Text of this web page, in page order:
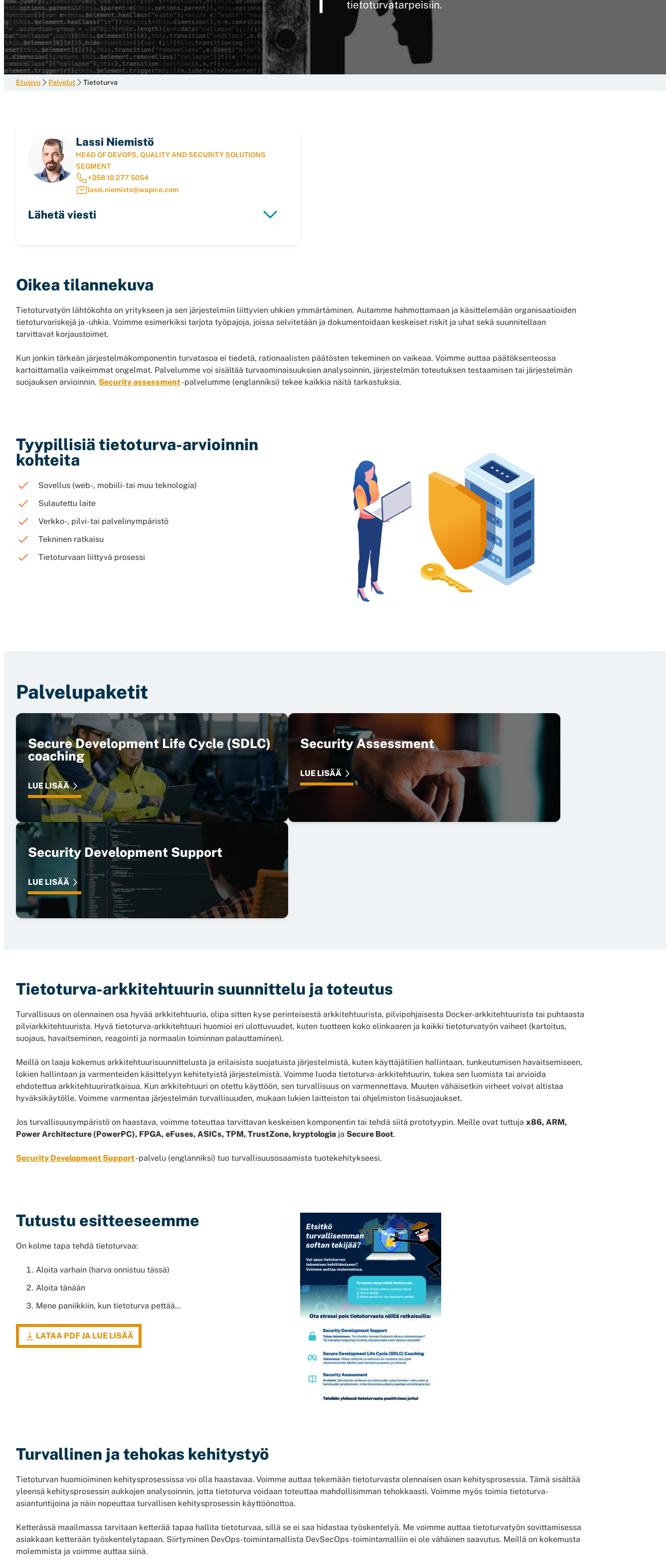
tietoturvatarpeisiin.
Etusivu Palvelut Tietoturva
Lassi Niemistö
HEAD OF DEVOPS, QUALITY AND SECURITY SOLUTIONS
SEGMENT
+358 10 277 5054
lassi.niemisto@wapice.com
Lähetä viesti
Oikea tilannekuva
Tietoturvatyön lähtökohta on yritykseen ja sen järjestelmiin liittyvien uhkien ymmärtäminen. Autamme hahmottamaan ja käsittelemään organisaatioiden
tietoturvariskejä ja -uhkia. Voimme esimerkiksi tarjota työpajoja, joissa selvitetään ja dokumentoidaan keskeiset riskit ja uhat sekä suunnitellaan
tarvittavat korjaustoimet.
Kun jonkin tärkeän järjestelmäkomponentin turvatasoa ei tiedetä, rationaalisten päätösten tekeminen on vaikeaa. Voimme auttaa päätöksenteossa
kartoittamalla vaikeimmat ongelmat. Palvelumme voi sisältää turvaominaisuuksien analysoinnin, järjestelmän toteutuksen testaamisen tai järjestelmän
suojauksen arvioinnin. Security assessment-palvelumme (englanniksi) tekee kaikkia näitä tarkastuksia.
Tyypillisiä tietoturva-arvioinnin
kohteita
Sovellus (web-, mobiili- tai muu teknologia)
Sulautettu laite
Verkko-, pilvi- tai palvelinympäristö
Tekninen ratkaisu
Tietoturvaan liittyvä prosessi
Palvelupaketit
Secure Development Life Cycle (SDLC)
coaching
LUE LISÄÄ
Security Assessment
LUE LISÄÄ
Security Development Support
LUE LISÄÄ
Tietoturva-arkkitehtuurin suunnittelu ja toteutus
Turvallisuus on olennainen osa hyvää arkkitehtuuria, olipa sitten kyse perinteisestä arkkitehtuurista, pilvipohjaisesta Docker-arkkitehtuurista tai puhtaasta
pilviarkkitehtuurista. Hyvä tietoturva-arkkitehtuuri huomioi eri ulottuvuudet, kuten tuotteen koko elinkaaren ja kaikki tietoturvatyön vaiheet (kartoitus,
suojaus, havaitseminen, reagointi ja normaalin toiminnan palauttaminen).
Meillä on laaja kokemus arkkitehtuurisuunnittelusta ja erilaisista suojatuista järjestelmistä, kuten käyttäjätilien hallintaan, tunkeutumisen havaitsemiseen,
lokien hallintaan ja varmenteiden käsittelyyn kehitetyistä järjestelmistä. Voimme luoda tietoturva-arkkitehtuurin, tukea sen luomista tai arvioida
ehdotettua arkkitehtuuriratkaisua. Kun arkkitehtuuri on otettu käyttöön, sen turvallisuus on varmennettava. Muuten vähäisetkin virheet voivat altistaa
hyväksikäytölle. Voimme varmentaa järjestelmän turvallisuuden, mukaan lukien laitteiston tai ohjelmiston lisäsuojaukset.
Jos turvallisuusympäristö on haastava, voimme toteuttaa tarvittavan keskeisen komponentin tai tehdä siitä prototyypin. Meille ovat tuttuja x86, ARM,
Power Architecture (PowerPC), FPGA, eFuses, ASICs, TPM, TrustZone, kryptologia ja Secure Boot.
Security Development Support-palvelu (englanniksi) tuo turvallisuusosaamista tuotekehitykseesi.
Tutustu esitteeseemme
On kolme tapa tehdä tietoturvaa:
Aloita varhain (harva onnistuu tässä)
Aloita tänään
Mene paniikkiin, kun tietoturva pettää…
LATAA PDF JA LUE LISÄÄ
Turvallinen ja tehokas kehitystyö
Tietoturvan huomioiminen kehitysprosessissa voi olla haastavaa. Voimme auttaa tekemään tietoturvasta olennaisen osan kehitysprosessia. Tämä sisältää
yleensä kehitysprosessin aukkojen analysoinnin, jotta tietoturva voidaan toteuttaa mahdollisimman tehokkaasti. Voimme myös toimia tietoturva-
asiantuntijoina ja näin nopeuttaa turvallisen kehitysprosessin käyttöönottoa.
Ketterässä maailmassa tarvitaan ketterää tapaa hallita tietoturvaa, sillä se ei saa hidastaa työskentelyä. Me voimme auttaa tietoturvatyön sovittamisessa
asiakkaan ketterään työskentelytapaan. Siirtyminen DevOps-toimintamallista DevSecOps-toimintamalliin ei ole vähäinen saavutus. Meillä on kokemusta
molemmista ja voimme auttaa siinä.